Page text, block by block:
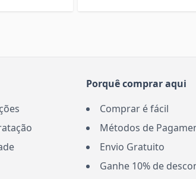
Porquê comprar aqui
Comprar é fácil
Métodos de
Envio Gratuito
Ganhe 10% de